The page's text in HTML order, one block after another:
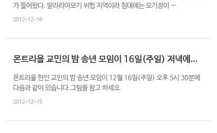
가 들어왔다. 말라리아모기 위험 지역이라 침대에는 모기장이 …
2012-12-16
몬트리올 교민의 밤 송년 모임이 16일(주일) 저녁에...
몬트리올 한인 교민의 밤 송년 모임이 12월 16일(주일) 오후 5시 30분에
다음과 같이 있습니다.그림을 참고 하세요.
2012-12-15